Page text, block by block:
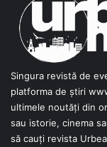
Singura revistă de
platforma de știri
ultimele noutăți din
sau istorie, cinema
să cauți revista